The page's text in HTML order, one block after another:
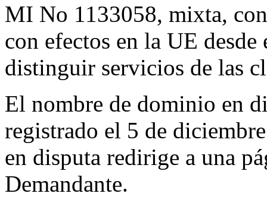
MI No 1133058, mixta,
con efectos en la UE
distinguir servicios de las
El nombre de dominio en
registrado el 5 de
en disputa redirige a una
Demandante.